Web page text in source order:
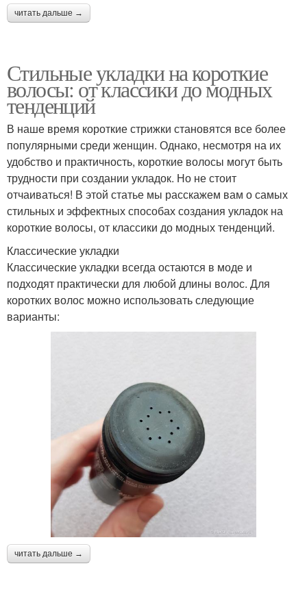
читать дальше →
Стильные укладки на короткие
волосы: от классики до модных
тенденций
В наше время короткие стрижки становятся все более
популярными среди женщин. Однако, несмотря на их
удобство и практичность, короткие волосы могут быть
трудности при создании укладок. Но не стоит
отчаиваться! В этой статье мы расскажем вам о самых
стильных и эффектных способах создания укладок на
короткие волосы, от классики до модных тенденций.
Классические укладки
Классические укладки всегда остаются в моде и
подходят практически для любой длины волос. Для
коротких волос можно использовать следующие
варианты:
читать дальше →